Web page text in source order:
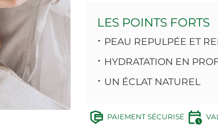
LES POINTS FORTS
PEAU REPULPÉE ET
HYDRATATION EN
UN ÉCLAT NATUREL
PAIEMENT SÉCURISÉ